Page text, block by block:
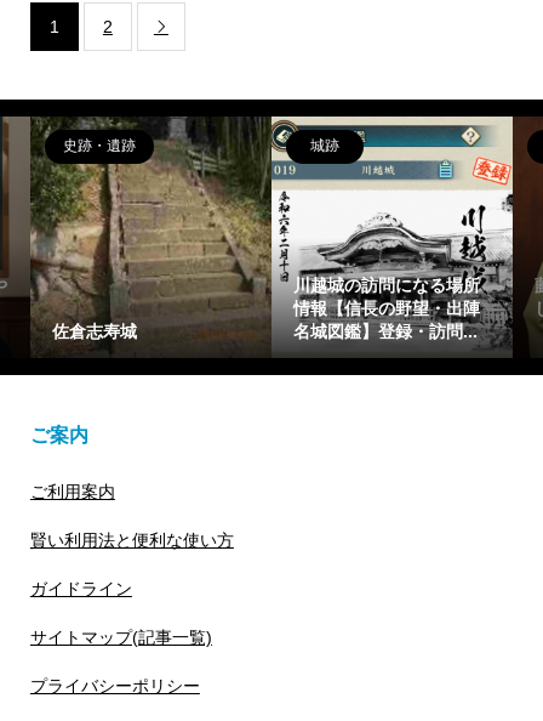
1 2 
史跡・遺跡
佐倉志寿城
城跡
川越城の訪問になる場所
情報【信長の野望・出陣
名城図鑑】登録・訪問...
ご案内
ご利用案内
賢い利用法と便利な使い方
ガイドライン
サイトマップ(記事一覧)
プライバシーポリシー